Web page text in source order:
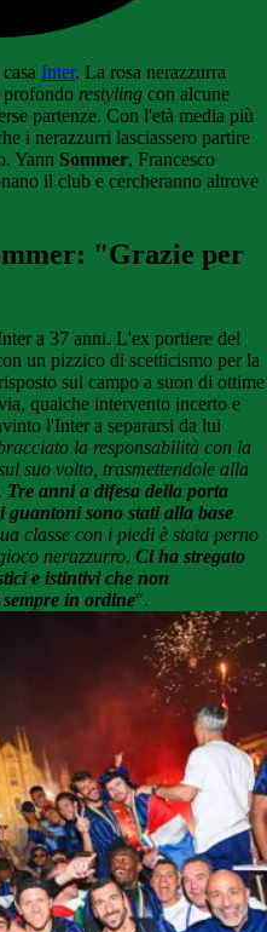
Inter. La rosa nerazzurra
profondo restyling con alcune
partenze. Con l'età media più
i nerazzurri lasciassero partire
Yann Sommer, Francesco
il club e cercheranno altrove
"Grazie per
a 37 anni. L'ex portiere del
un pizzico di scetticismo per la
sul campo a suon di ottime
qualche intervento incerto e
l'Inter a separarsi da lui
la responsabilità con la
suo volto, trasmettendole alla
Tre anni a difesa della porta
sono stati alla base
classe con i piedi è stata perno
nerazzurro. Ci ha stregato
e istintivi che non
in ordine".